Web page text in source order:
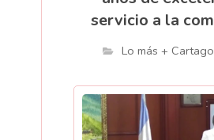
servicio a la
Lo más +